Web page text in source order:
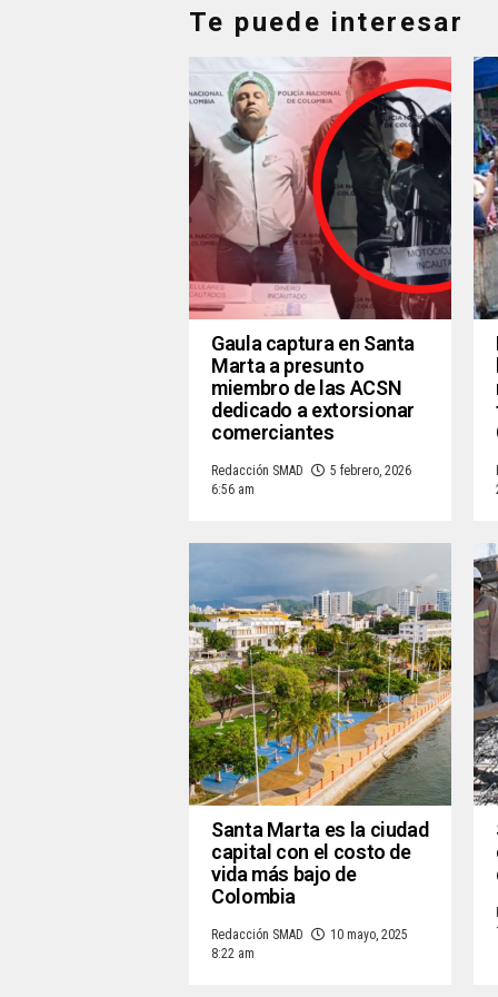
Te puede interesar
Gaula captura en Santa
Marta a presunto
miembro de las ACSN
dedicado a extorsionar
comerciantes
Redacción SMAD
5 febrero, 2026
6:56 am
Santa Marta es la ciudad
capital con el costo de
vida más bajo de
Colombia
Redacción SMAD
10 mayo, 2025
8:22 am